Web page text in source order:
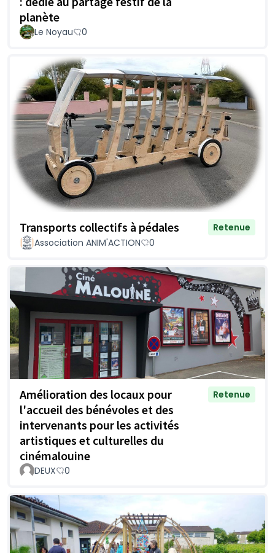
planète
Le Noyau 0
Transports collectifs à pédales
Retenue
Association ANIM'ACTION
0
Amélioration des locaux pour
l'accueil des bénévoles et des
intervenants pour les activités
artistiques et culturelles du
cinémalouine
Retenue
DEUX 0